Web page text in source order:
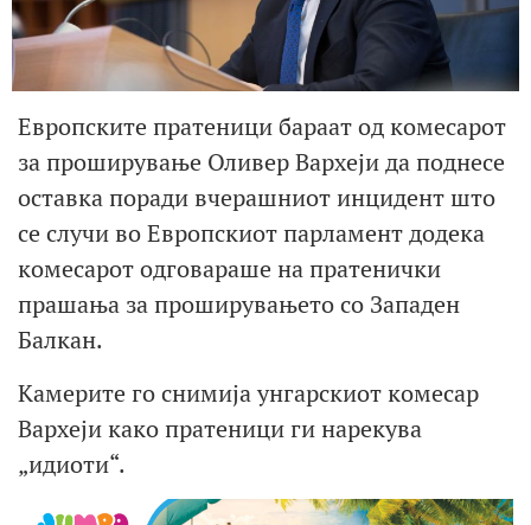
Европските пратеници бараат од комесарот
за проширување Оливер Вархеји да поднесе
оставка поради вчерашниот инцидент што
се случи во Европскиот парламент додека
комесарот одговараше на пратенички
прашања за проширувањето со Западен
Балкан.
Камерите го снимија унгарскиот комесар
Вархеји како пратеници ги нарекува
„идиоти“.